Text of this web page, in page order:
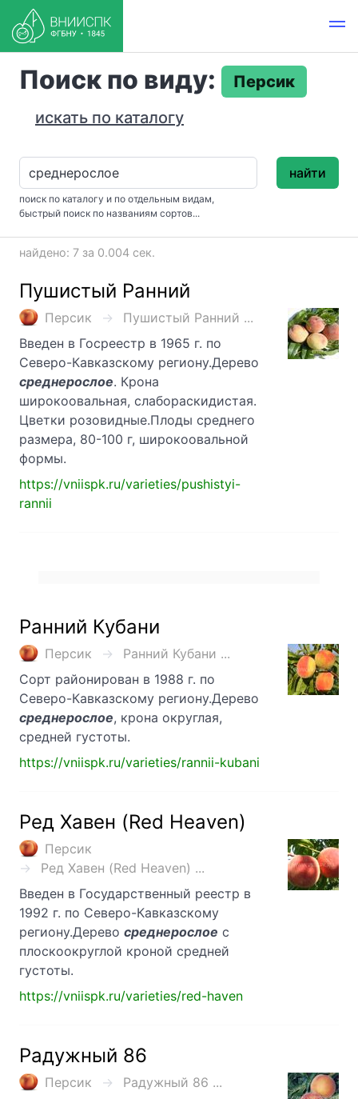
Поиск по виду:
Персик
искать по каталогу
поиск по каталогу и по отдельным видам,
быстрый поиск по названиям сортов...
найти
найдено: 7 за 0.004 сек.
Пушистый Ранний
Персик
Пушистый Ранний ...
Введен в Госреестр в 1965 г. по
Северо-Кавказскому региону.Дерево
среднерослое. Крона
широкоовальная, слабораскидистая.
Цветки розовидные.Плоды среднего
размера, 80-100 г, широкоовальной
формы.
https://vniispk.ru/varieties/pushistyi-
rannii
Ранний Кубани
Персик
Ранний Кубани ...
Сорт районирован в 1988 г. по
Северо-Кавказскому региону.Дерево
среднерослое, крона округлая,
средней густоты.
https://vniispk.ru/varieties/rannii-kubani
Ред Хавен (Red Heaven)
Персик
Ред Хавен (Red Heaven) ...
Введен в Государственный реестр в
1992 г. по Северо-Кавказскому
региону.Дерево среднерослое с
плоскоокруглой кроной средней
густоты.
https://vniispk.ru/varieties/red-haven
Радужный 86
Персик
Радужный 86 ...